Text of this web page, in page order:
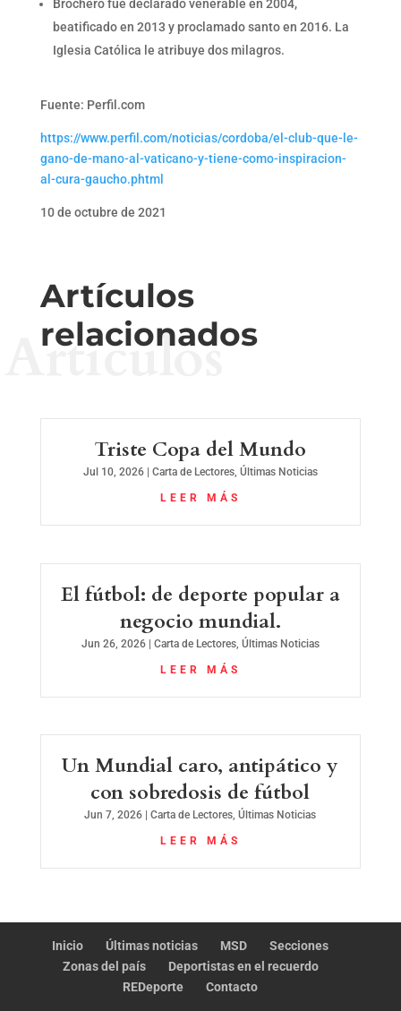
Brochero fue declarado venerable en 2004,
beatificado en 2013 y proclamado santo en 2016. La
Iglesia Católica le atribuye dos milagros.
Fuente: Perfil.com
https://www.perfil.com/noticias/cordoba/el-club-que-le-
gano-de-mano-al-vaticano-y-tiene-como-inspiracion-
al-cura-gaucho.phtml
10 de octubre de 2021
Artículos
relacionados
Artículos
Triste Copa del Mundo
Jul 10, 2026| Carta de Lectores, Últimas Noticias
LEER MÁS
El fútbol: de deporte popular a
negocio mundial.
Jun 26, 2026| Carta de Lectores, Últimas Noticias
LEER MÁS
Un Mundial caro, antipático y
con sobredosis de fútbol
Jun 7, 2026 |Carta de Lectores,Últimas Noticias
LEER MÁS
Inicio Últimas noticias MSD
Secciones
Zonas del país
Deportistas en el recuerdo
REDeporte
Contacto